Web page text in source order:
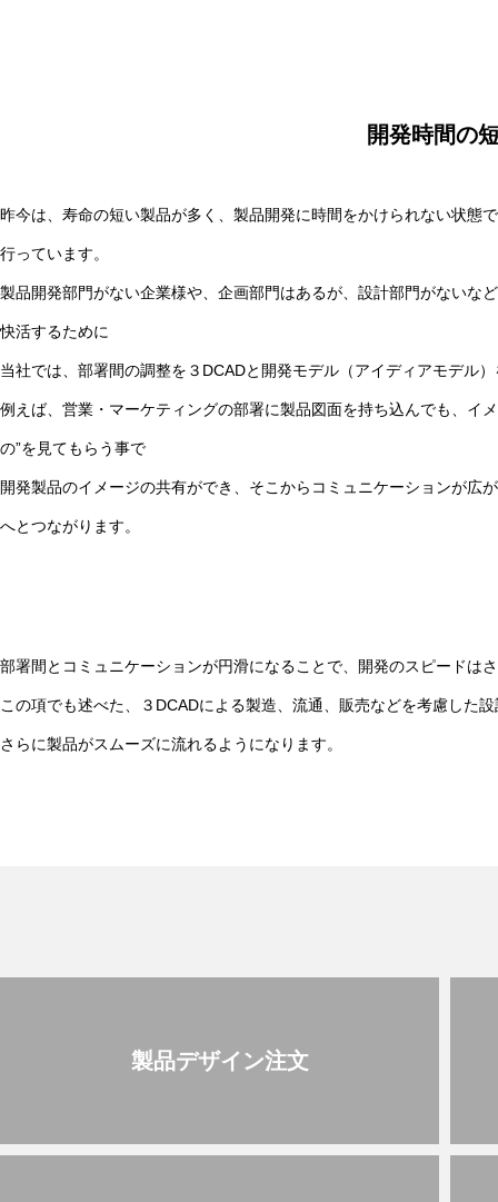
開発時間の
昨今は、寿命の短い製品が多く、製品開発に時間をかけられない状態
行っています。
製品開発部門がない企業様や、企画部門はあるが、設計部門がないな
快活するために
当社では、部署間の調整を３DCADと開発モデル（アイディアモデル
例えば、営業・マーケティングの部署に製品図面を持ち込んでも、イ
の”を見てもらう事で
開発製品のイメージの共有ができ、そこからコミュニケーションが広
へとつながります。
部署間とコミュニケーションが円滑になることで、開発のスピードは
この項でも述べた、３DCADによる製造、流通、販売などを考慮した
さらに製品がスムーズに流れるようになります。
製品デザイン注文